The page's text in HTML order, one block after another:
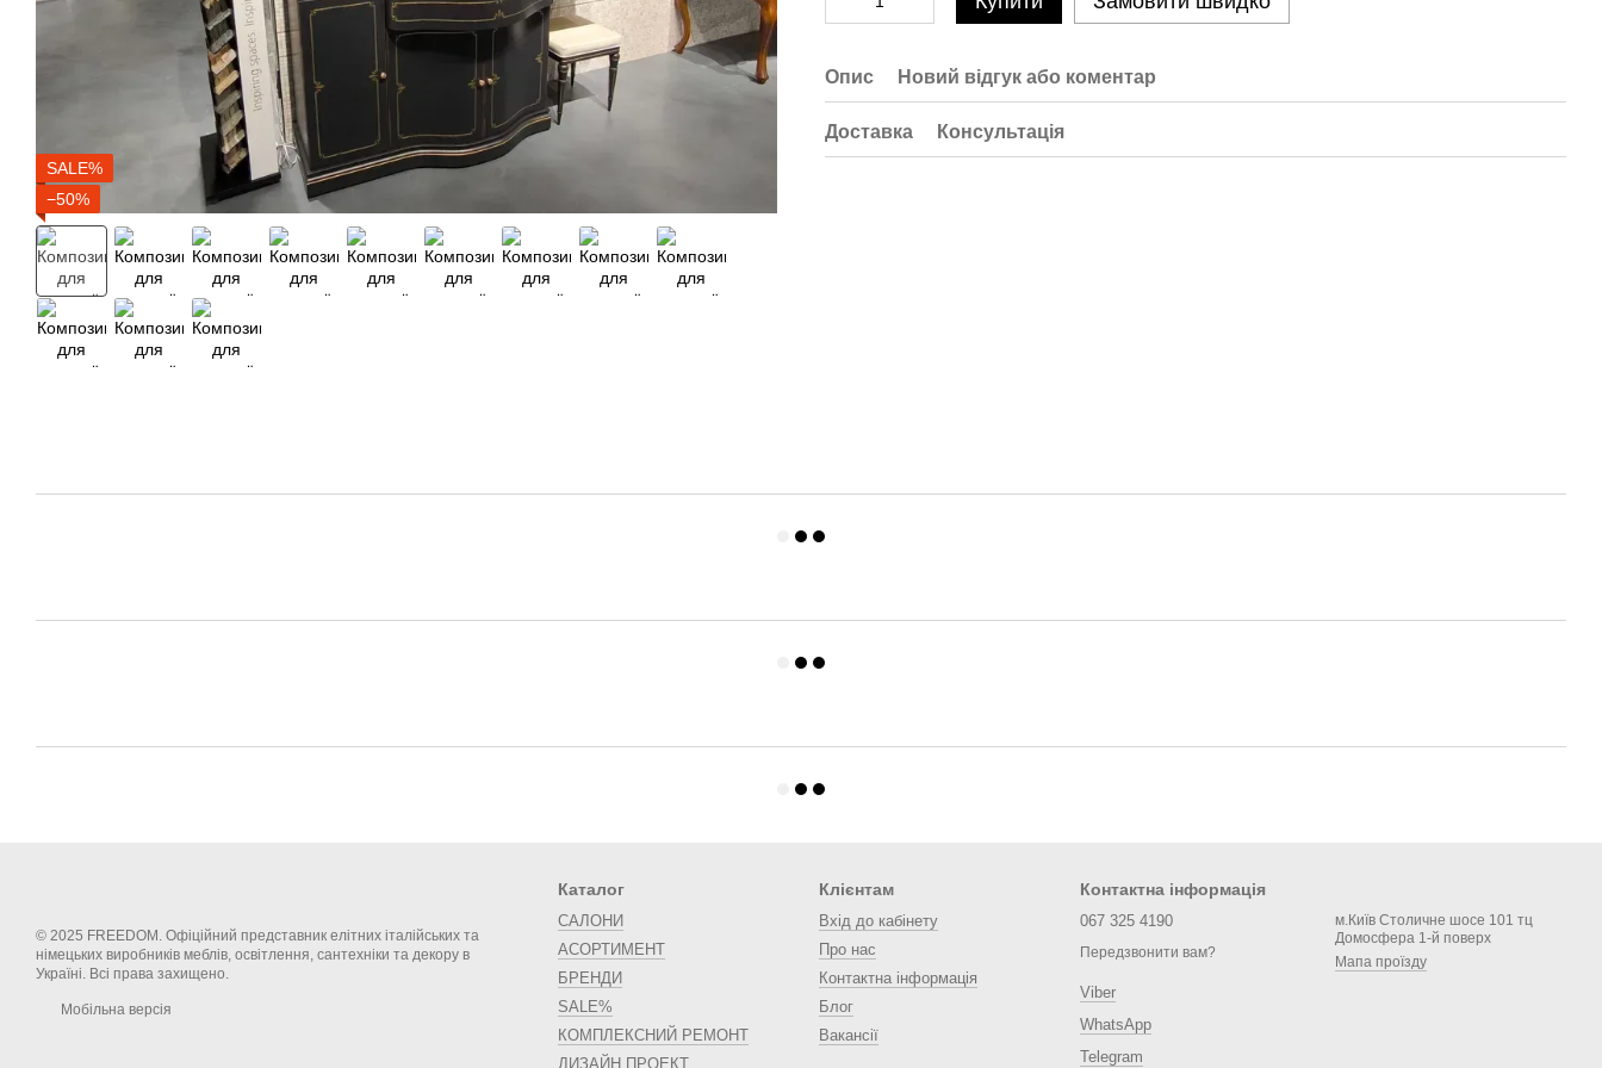
SALE%
−50%
Опис Новий відгук або коментар
Доставка Консультація
© 2025 FREEDOM. Офіційний представник елітних італійських та
німецьких виробників меблів, освітлення, сантехніки та декору в
Україні. Всі права захищено.
Мобільна версія
Каталог
САЛОНИ
АСОРТИМЕНТ
БРЕНДИ
SALE%
КОМПЛЕКСНИЙ РЕМОНТ
ДИЗАЙН ПРОЕКТ
Клієнтам
Вхід до кабінету
Про нас
Контактна інформація
Блог
Вакансії
Контактна інформація
067 325 4190
Передзвонити вам?
Viber
WhatsApp
Telegram
м.Київ Столичне шосе 101 тц
Домосфера 1-й поверх
Мапа проїзду